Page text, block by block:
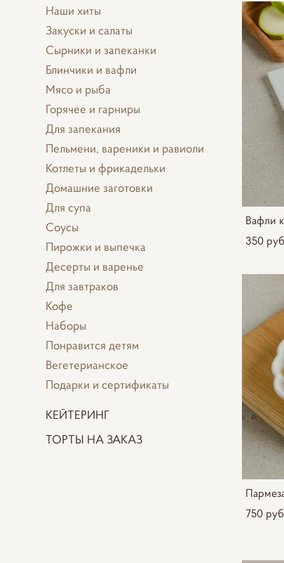
Наши хиты
Закуски и салаты
Сырники и запеканки
Блинчики и вафли
Мясо и рыба
Горячее и гарниры
Для запекания
Пельмени, вареники и равиоли
Котлеты и фрикадельки
Домашние заготовки
Для супа
Соусы
Пирожки и выпечка
Десерты и варенье
Для завтраков
Кофе
Наборы
Понравится детям
Вегетерианское
Подарки и сертификаты
КЕЙТЕРИНГ
ТОРТЫ НА ЗАКАЗ
Вафли
350
750